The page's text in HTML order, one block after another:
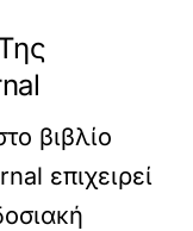
βιβλίο
επιχειρεί